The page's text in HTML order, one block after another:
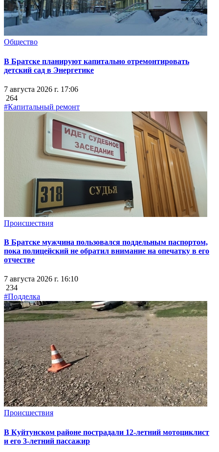
Общество
В Братске планируют капитально отремонтировать
детский сад в Энергетике
7 августа 2026 г. 17:06
264
#Капитальный ремонт
Происшествия
В Братске мужчина пользовался поддельным паспортом,
пока полицейский не обратил внимание на опечатку в его
отчестве
7 августа 2026 г. 16:10
234
#Подделка
Происшествия
В Куйтунском районе пострадали 12-летний мотоциклист
и его 3-летний пассажир